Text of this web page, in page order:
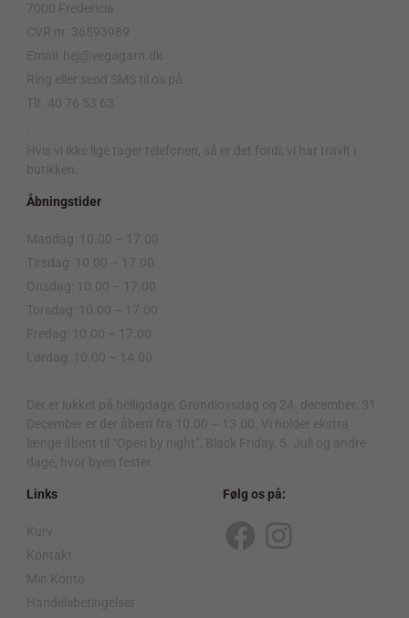
7000 Fredericia
CVR nr. 36593989
Email: hej@vegagarn.dk
Ring eller send SMS til os på:
Tlf. 40 76 53 63
Hvis vi ikke lige tager telefonen, så er det fordi, vi har travlt i
butikken.
Åbningstider
Mandag: 10.00 – 17.00
Tirsdag: 10.00 – 17.00
Onsdag: 10.00 – 17.00
Torsdag: 10.00 – 17.00
Fredag: 10.00 – 17.00
Lørdag: 10.00 – 14.00
Der er lukket på helligdage, Grundlovsdag og 24. december. 31.
December er der åbent fra 10.00 – 13.00. Vi holder ekstra
længe åbent til “Open by night”, Black Friday, 5. Juli og andre
dage, hvor byen fester.
Links
Kurv
Kontakt
Min Konto
Handelsbetingelser
Følg os på:
F
I